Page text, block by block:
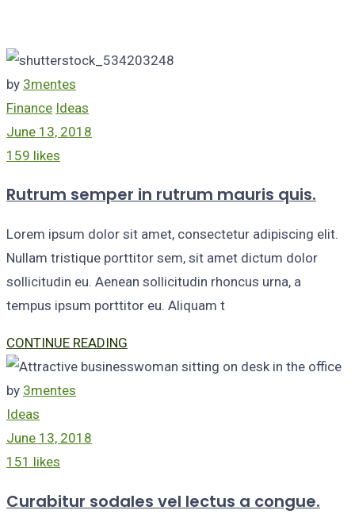
by 3mentes
Finance Ideas
June 13, 2018
159 likes
Rutrum semper in rutrum mauris quis.
Lorem ipsum dolor sit amet, consectetur adipiscing elit.
Nullam tristique porttitor sem, sit amet dictum dolor
sollicitudin eu. Aenean sollicitudin rhoncus urna, a
tempus ipsum porttitor eu. Aliquam t
CONTINUE READING
by 3mentes
Ideas
June 13, 2018
151 likes
Curabitur sodales vel lectus a congue.